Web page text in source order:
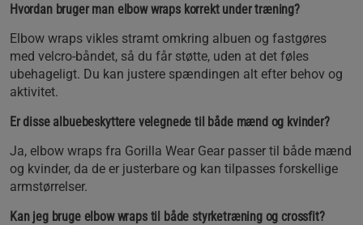
Hvordan bruger man elbow wraps korrekt under træning?
Elbow wraps vikles stramt omkring albuen og fastgøres
med velcro-båndet, så du får støtte, uden at det føles
ubehageligt. Du kan justere spændingen alt efter behov og
aktivitet.
Er disse albuebeskyttere velegnede til både mænd og kvinder?
Ja, elbow wraps fra Gorilla Wear Gear passer til både mænd
og kvinder, da de er justerbare og kan tilpasses forskellige
armstørrelser.
Kan jeg bruge elbow wraps til både styrketræning og crossfit?